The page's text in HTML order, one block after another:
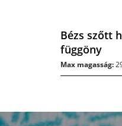
Bézs szőtt
függöny
Max magasság: